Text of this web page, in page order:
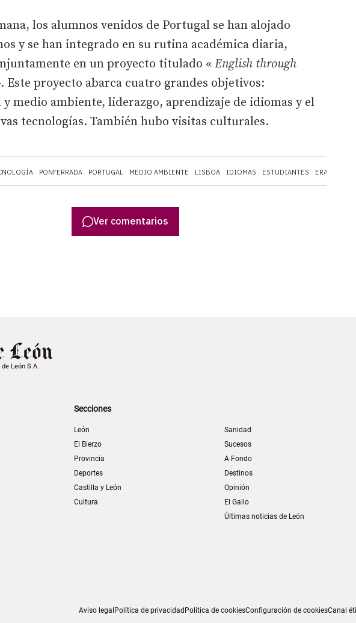
PONFERRADA PORTUGAL MEDIO AMBIENTE LISBOA IDIOMAS ESTUDIANTES ERASMUS
los alumnos venidos de Portugal se han alojado
y se han integrado en su rutina académica diaria,
en un proyecto titulado « English through
Este proyecto abarca cuatro grandes objetivos:
medio ambiente, liderazgo, aprendizaje de idiomas y el
tecnologías. También hubo visitas culturales.
Ver comentarios
León S.A.
Secciones
León
El Bierzo
Provincia
Deportes
Castilla y León
Cultura
Sanidad
Sucesos
A Fondo
Destinos
Opinión
El Gallo
Últimas noticias de León
Aviso legalPolítica de privacidadPolítica de cookiesConfiguración de cookiesCanal